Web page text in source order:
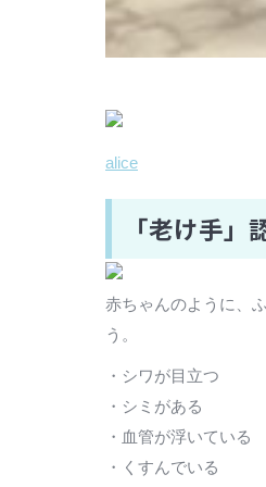
alice
「老け手」
赤ちゃんのように、
う。
・シワが目立つ
・シミがある
・血管が浮いている
・くすんでいる